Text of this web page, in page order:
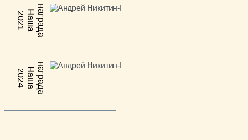
2021 Н
а
ш
ан
а
г
р
а
да
2024 Н
а
ш
ан
а
г
р
а
да